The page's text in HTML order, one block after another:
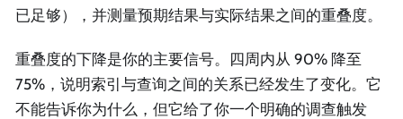
已足够），并测量预期结果与实际结果之间的重叠度。
重叠度的下降是你的主要信号。四周内从 90% 降至
75%，说明索引与查询之间的关系已经发生了变化。它
不能告诉你为什么，但它给了你一个明确的调查触发